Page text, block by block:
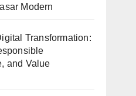
Modern
Transformation:
and Value